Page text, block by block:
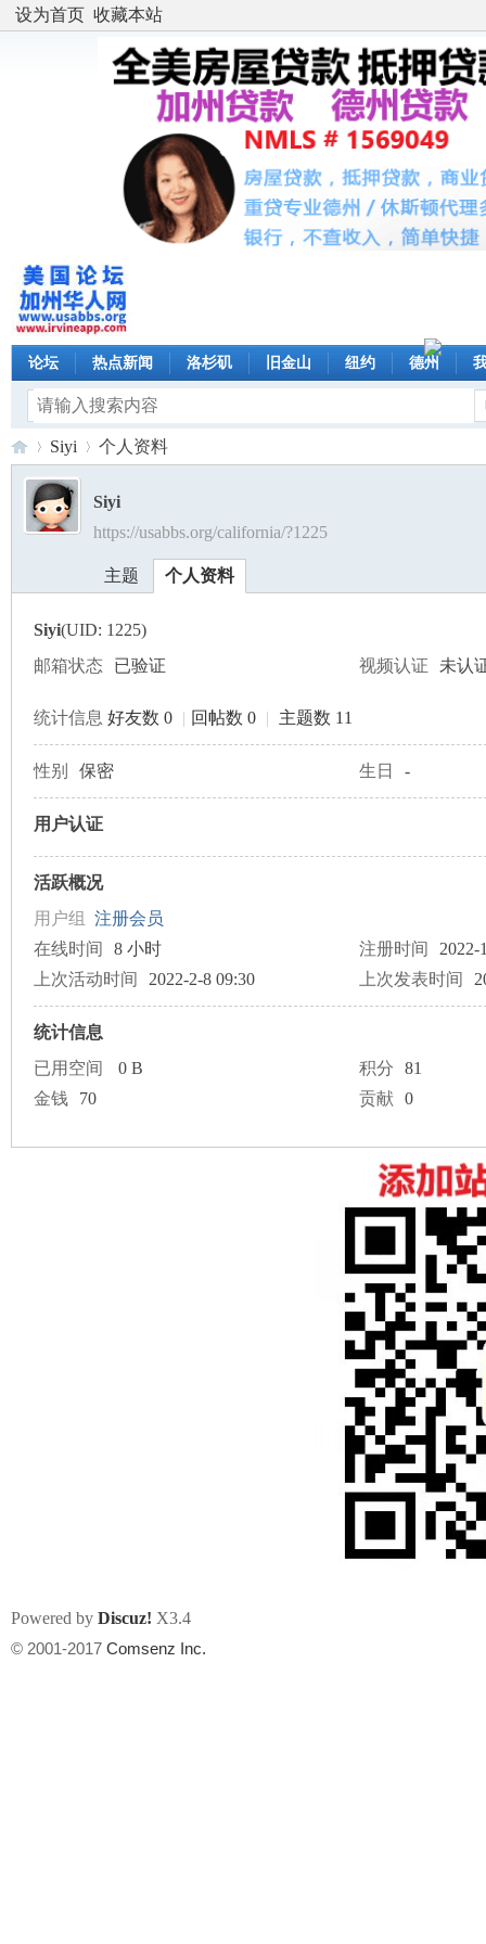
设为首页 收藏本站
论坛 热点新闻 洛杉矶 旧金山 纽约 德州
美
州
›
Siyi
›
个人资料
Siyi
https://usabbs.org/california/?1225
主题 个人资料
Siyi(UID: 1225)
邮箱状态
已验证 视频认证 未认
统计信息 好友数 0 | 回帖数 0 | 主题数 11
性别 保密 生日 -
用户认证
活跃概况
用户组 注册会员
在线时间
8 小时 注册时间
2022-
上次活动时间
2022-2-8 09:30 上次发表时间
统计信息
已用空间
0 B 积分
81
金钱
70 贡献 0
Powered by Discuz! X3.4
© 2001-2017 Comsenz Inc.